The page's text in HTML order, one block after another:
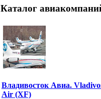
Каталог
Владивосток Авиа.
Air (XF)